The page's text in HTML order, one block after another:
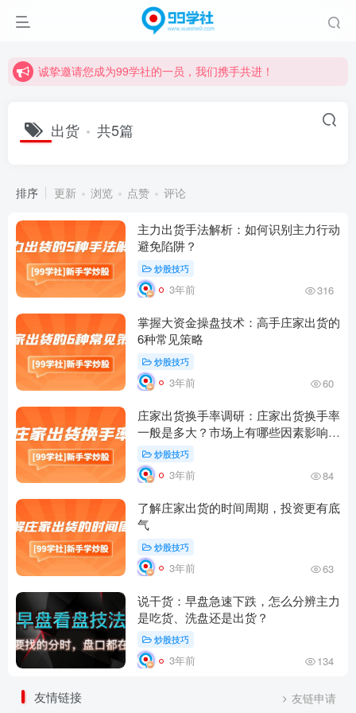
诚挚邀请您成为99学社的一员，我们携手共进！
诚挚邀请您成为99学社的一员，我们携手共进！
出货 共5篇
排序 更新 浏览 点赞 评论
主力出货手法解析：如何识别主力行动
避免陷阱？
炒股技巧
3年前 316
掌握大资金操盘技术：高手庄家出货的
6种常见策略
炒股技巧
3年前 60
庄家出货换手率调研：庄家出货换手率
一般是多大？市场上有哪些因素影响庄
家出货换手率？
炒股技巧
3年前 84
了解庄家出货的时间周期，投资更有底
气
炒股技巧
3年前 63
说干货：早盘急速下跌，怎么分辨主力
是吃货、洗盘还是出货？
炒股技巧
3年前 134
友情链接 友链申请